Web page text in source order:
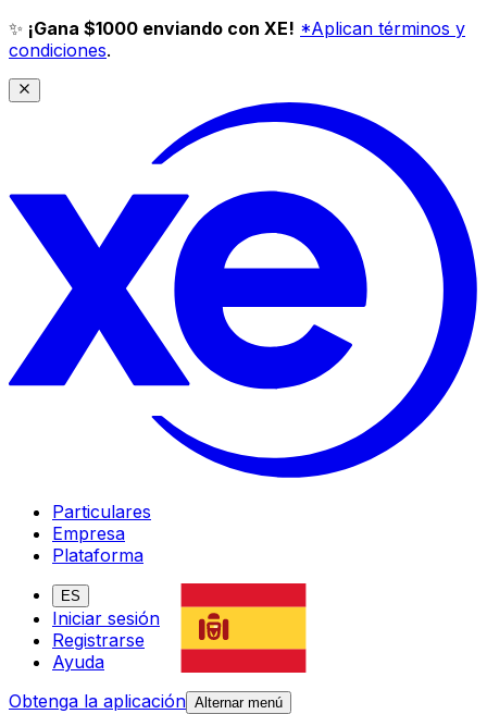
✨ ¡Gana $1000 enviando con XE! *Aplican términos y
condiciones.
Particulares
Empresa
Plataforma
ES
Iniciar sesión
Registrarse
Ayuda
Obtenga la aplicación Alternar menú